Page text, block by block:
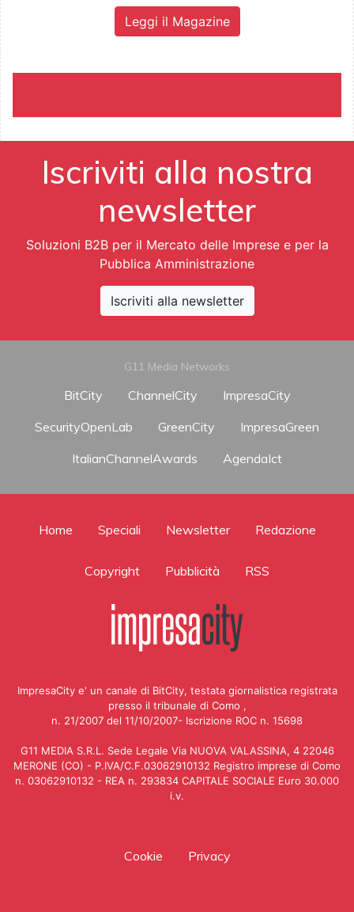
Leggi il Magazine
Iscriviti alla nostra
newsletter
Soluzioni B2B per il Mercato delle Imprese e per la
Pubblica Amministrazione
Iscriviti alla newsletter
G11 Media Networks
BitCity ChannelCity
ImpresaCity
SecurityOpenLab
GreenCity
ImpresaGreen
ItalianChannelAwards
AgendaIct
Home Speciali Newsletter Redazione
Copyright Pubblicità RSS
ImpresaCity e' un canale di BitCity, testata giornalistica registrata
presso il tribunale di Como ,
n. 21/2007 del 11/10/2007- Iscrizione ROC n. 15698
G11 MEDIA S.R.L. Sede Legale Via NUOVA VALASSINA, 4 22046
MERONE (CO) - P.IVA/C.F.03062910132 Registro imprese di Como
n. 03062910132 - REA n. 293834 CAPITALE SOCIALE Euro 30.000
i.v.
Cookie Privacy